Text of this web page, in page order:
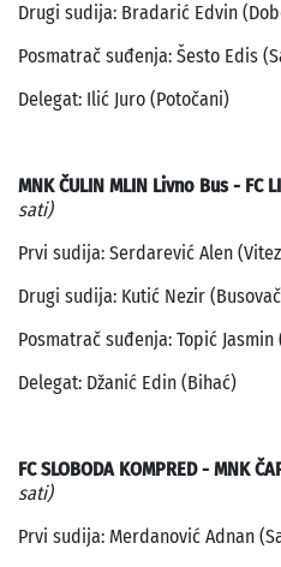
Drugi sudija: Bradarić Edvin
Posmatrač suđenja: Šesto Edis
Delegat: Ilić Juro (Potočani)
MNK ČULIN MLIN Livno Bus - FC
sati)
Prvi sudija: Serdarević Alen
Drugi sudija: Kutić Nezir
Posmatrač suđenja: Topić Jasmin
Delegat: Džanić Edin (Bihać)
FC SLOBODA KOMPRED - MNK
sati)
Prvi sudija: Merdanović Adnan